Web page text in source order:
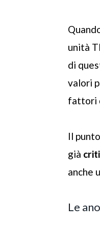
unità
di
valori
fattori
Il
già
anche
Le